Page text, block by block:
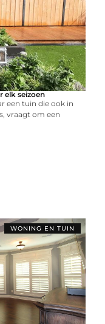
elk seizoen
een tuin die ook in
vraagt om een
WONING EN TUIN